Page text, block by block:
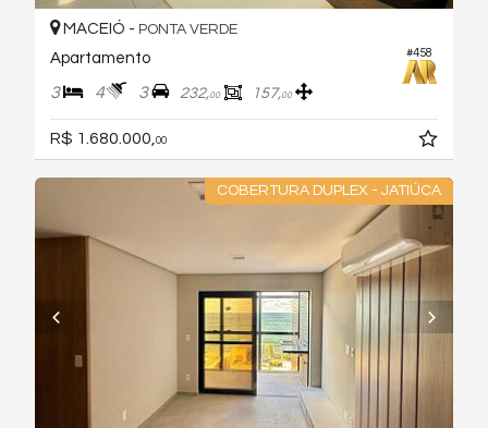
#458
MACEIÓ - PONTA VERDE
Apartamento
3 4 3 232,00 157,00
R$ 1.680.000,00
COBERTURA DUPLEX - JATIÚCA